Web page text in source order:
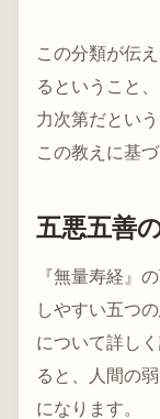
この分類が伝
るということ
力次第だとい
この教えに基
五悪五善
『無量寿経』
しやすい五つ
について詳し
ると、人間の
になります。